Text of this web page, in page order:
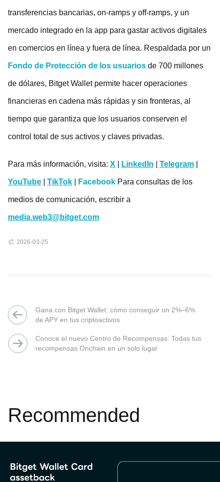
transferencias bancarias, on-ramps y off-ramps, y un
mercado integrado en la app para gastar activos digitales
en comercios en línea y fuera de línea. Respaldada por un
Fondo de Protección de los usuarios de 700 millones
de dólares, Bitget Wallet permite hacer operaciones
financieras en cadena más rápidas y sin fronteras, al
tiempo que garantiza que los usuarios conserven el
control total de sus activos y claves privadas.
Para más información, visita: X LinkedIn Telegram
YouTube TikTok Facebook Para consultas de los
medios de comunicación, escribir a
media.web3@bitget.com
2026-03-25
Gana con Bitget Wallet: cómo conseguir un 2%–6%
de APY en tus criptoactivos
Conoce el nuevo Centro de Recompensas: Todas tus
recompensas Onchain en un solo lugar
Recommended